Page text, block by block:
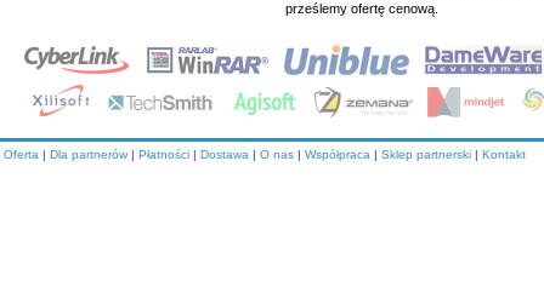
prześlemy ofertę cenową.
Oferta | Dla partnerów | Płatności | Dostawa | O nas | Współpraca | Sklep partnerski | Kontakt